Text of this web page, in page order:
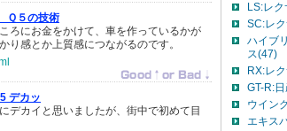
Ｑ５の技術
ろにお金をかけて、車を作っているかが
り感とか上質感につながるのです。
デカッ
デカイと思いましたが、街中で初めて目
LS:レ
SC:レ
ハイブ
ス(47)
RX:レ
GT-R:
ウイン
エキス